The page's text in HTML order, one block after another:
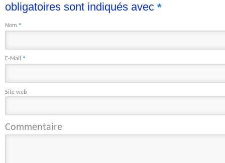
obligatoires sont indiqués avec *
Nom *
E-Mail *
Site web
Commentaire